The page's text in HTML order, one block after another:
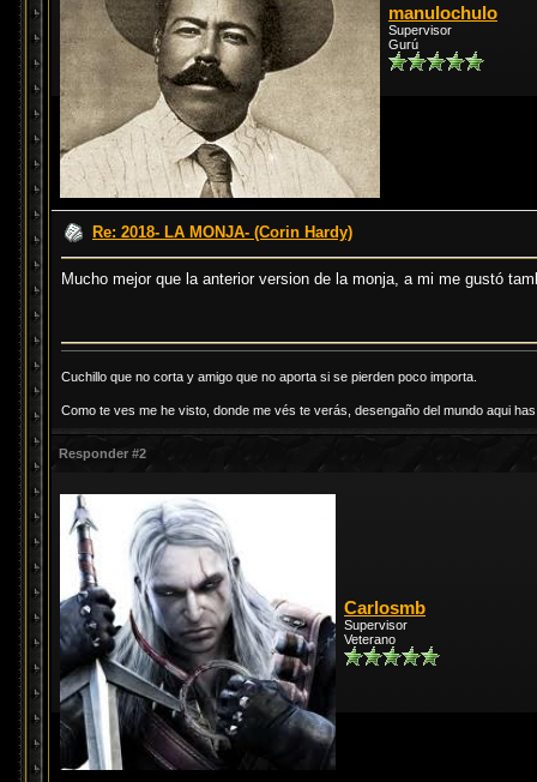
manulochulo
Supervisor
Gurú
Re: 2018- LA MONJA- (Corin Hardy)
Mucho mejor que la anterior version de la monja, a mi me gustó
Cuchillo que no corta y amigo que no aporta si se pierden poco importa.
Como te ves me he visto, donde me vés te verás, desengaño del mundo aqui
Responder #2
Carlosmb
Supervisor
Veterano